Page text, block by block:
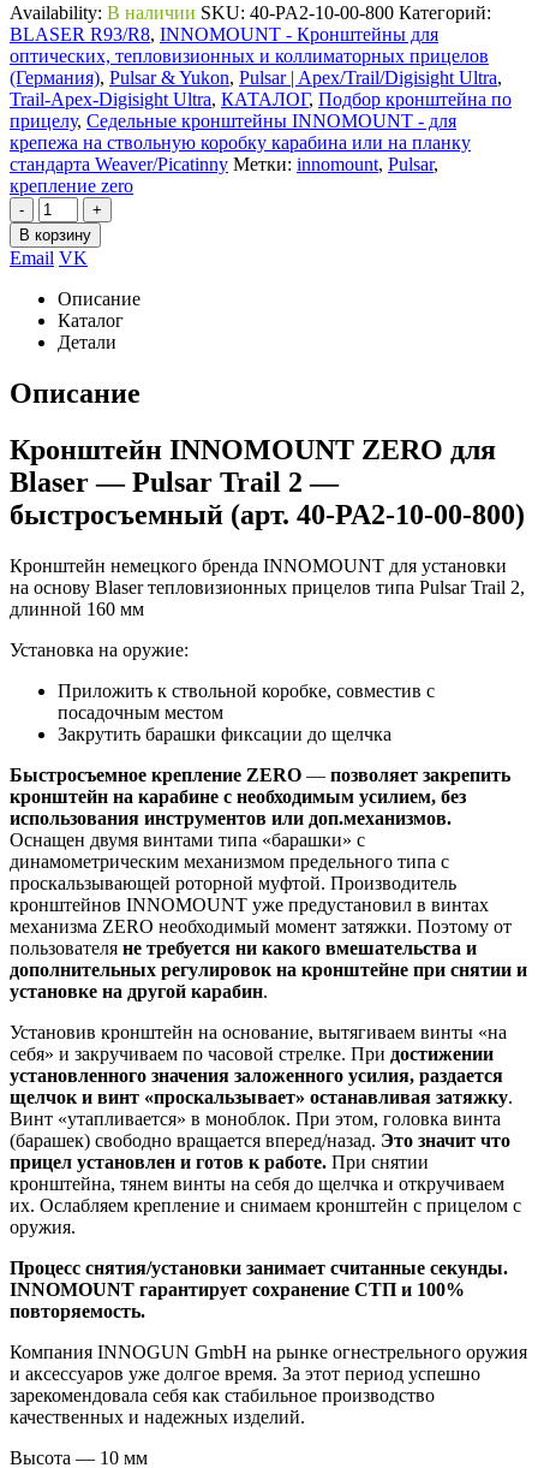
Availability: В наличии SKU: 40-PA2-10-00-800 Категорий:
BLASER R93/R8, INNOMOUNT - Кронштейны для
оптических, тепловизионных и коллиматорных прицелов
(Германия), Pulsar & Yukon, Pulsar | Apex/Trail/Digisight Ultra,
Trail-Apex-Digisight Ultra, КАТАЛОГ, Подбор кронштейна по
прицелу, Седельные кронштейны INNOMOUNT - для
крепежа на ствольную коробку карабина или на планку
стандарта Weaver/Picatinny Метки: innomount, Pulsar,
крепление zero
-
+
В корзину
Email VK
Описание
Каталог
Детали
Описание
Кронштейн INNOMOUNT ZERO для
Blaser — Pulsar Trail 2 —
быстросъемный (арт. 40-PA2-10-00-800)
Кронштейн немецкого бренда INNOMOUNT для установки
на основу Blaser тепловизионных прицелов типа Pulsar Trail 2,
длинной 160 мм
Установка на оружие:
Приложить к ствольной коробке, совместив с
посадочным местом
Закрутить барашки фиксации до щелчка
Быстросъемное крепление ZERO — позволяет закрепить
кронштейн на карабине с необходимым усилием, без
использования инструментов или доп.механизмов.
Оснащен двумя винтами типа «барашки» с
динамометрическим механизмом предельного типа с
проскальзывающей роторной муфтой. Производитель
кронштейнов INNOMOUNT уже предустановил в винтах
механизма ZERO необходимый момент затяжки. Поэтому от
пользователя не требуется ни какого вмешательства и
дополнительных регулировок на кронштейне при снятии и
установке на другой карабин.
Установив кронштейн на основание, вытягиваем винты «на
себя» и закручиваем по часовой стрелке. При достижении
установленного значения заложенного усилия, раздается
щелчок и винт «проскальзывает» останавливая затяжку.
Винт «утапливается» в моноблок. При этом, головка винта
(барашек) свободно вращается вперед/назад. Это значит что
прицел установлен и готов к работе. При снятии
кронштейна, тянем винты на себя до щелчка и откручиваем
их. Ослабляем крепление и снимаем кронштейн с прицелом с
оружия.
Процесс снятия/установки занимает считанные секунды.
INNOMOUNT гарантирует сохранение СТП и 100%
повторяемость.
Компания INNOGUN GmbH на рынке огнестрельного оружия
и аксессуаров уже долгое время. За этот период успешно
зарекомендовала себя как стабильное производство
качественных и надежных изделий.
Высота — 10 мм